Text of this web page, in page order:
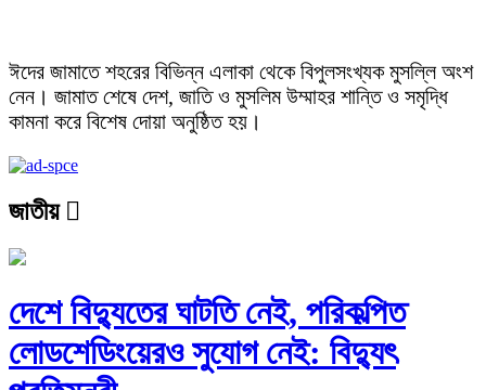
ঈদের জামাতে শহরের বিভিন্ন এলাকা থেকে বিপুলসংখ্যক মুসল্লি অংশ
নেন। জামাত শেষে দেশ, জাতি ও মুসলিম উম্মাহর শান্তি ও সমৃদ্ধি
কামনা করে বিশেষ দোয়া অনুষ্ঠিত হয়।
জাতীয়
দেশে বিদ্যুতের ঘাটতি নেই, পরিকল্পিত
লোডশেডিংয়েরও সুযোগ নেই: বিদ্যুৎ